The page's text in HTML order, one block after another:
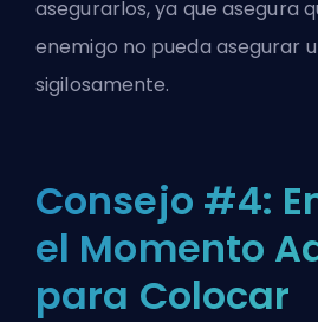
asegurarlos, ya que asegura
enemigo no pueda asegurar
sigilosamente.
Consejo #4:
el Momento
para Colocar